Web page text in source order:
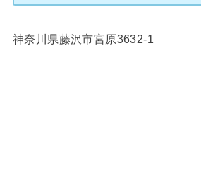
神奈川県藤沢市宮原3632-1